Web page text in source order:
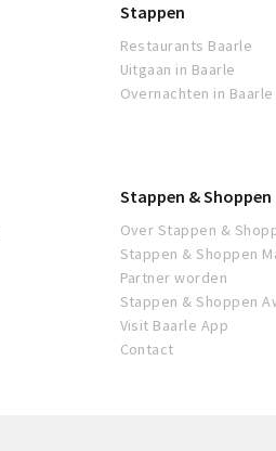
Stappen
Restaurants Baarle
Uitgaan in Baarle
Overnachten in Baarle
Stappen & Shoppen
Over Stappen &
Stappen & Shoppen
Partner worden
Stappen & Shoppen
Visit Baarle App
Contact